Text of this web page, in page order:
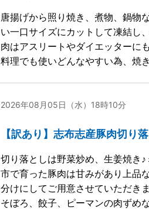
唐揚げから照り焼き、煮物、鍋物
い一口サイズにカットして凍結し
肉はアスリートやダイエッターに
料理でも使いどんなやすい為、焼
2026年08月05日（水）18時10分
【訳あり】志布志産豚肉切
切り落としは野菜炒め、生姜焼き
市で育った豚肉は甘みがあり上品
分けにしてご用意させていただき
そぼろ、餃子、ピーマンの肉ずめ